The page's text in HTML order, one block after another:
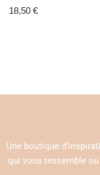
18,50 €
Une boutique
qui vous ressemble